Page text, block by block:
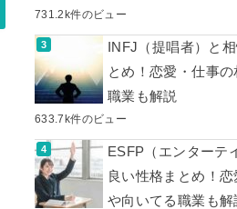
731.2k件のビュー
INFJ（提唱者）と
とめ！恋愛・仕事
職業も解説
633.7k件のビュー
ESFP（エンターテ
良い性格まとめ！
や向いてる職業も解